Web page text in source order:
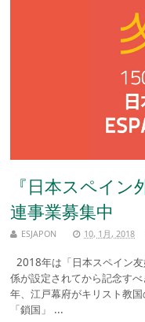
『日本スペイン
連事業募集中
ESJAPON 10, 1月, 2018
2018年は「日本スペイン
係が設定されてから記念す
年、江戸幕府がキリスト教
「鎖国」 ...